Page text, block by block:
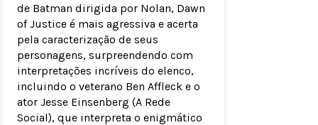
de Batman dirigida por Nolan, Dawn
of Justice é mais agressiva e acerta
pela caracterização de seus
personagens, surpreendendo com
interpretações incríveis do elenco,
incluindo o veterano Ben Affleck e o
ator Jesse Einsenberg (A Rede
Social), que interpreta o enigmático